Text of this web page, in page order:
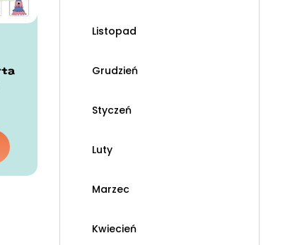
Listopad
Grudzień
Styczeń
Luty
Marzec
Kwiecień